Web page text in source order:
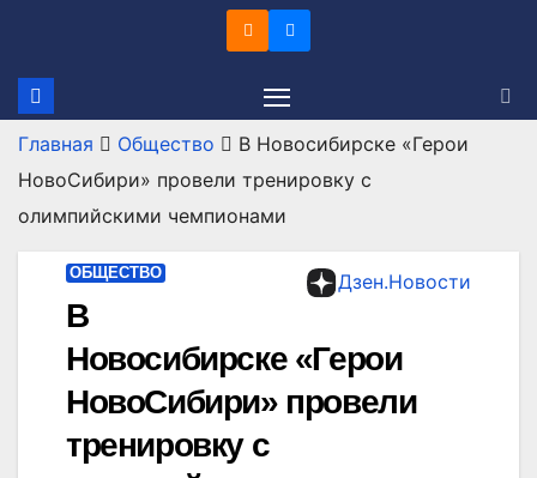
содержимому
Главная Общество
В Новосибирске «Герои
НовоСибири» провели тренировку с
олимпийскими чемпионами
Дзен.Новости
ОБЩЕСТВО
В
Новосибирске «Герои
НовоСибири» провели
тренировку с